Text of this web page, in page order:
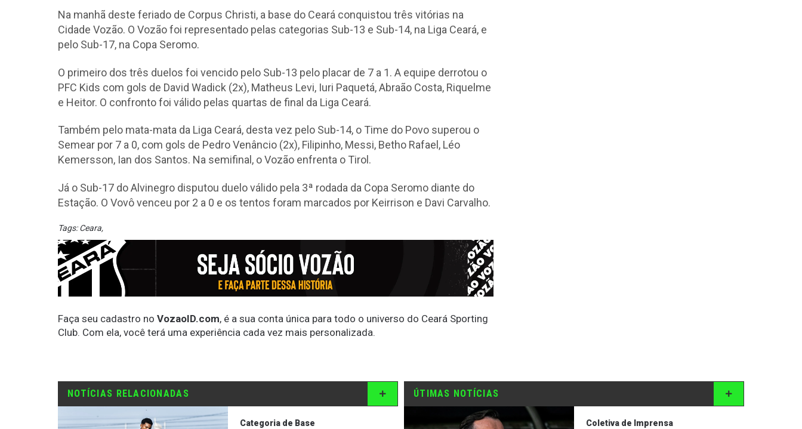
Na manhã deste feriado de Corpus Christi, a base do Ceará conquistou três vitórias na
Cidade Vozão. O Vozão foi representado pelas categorias Sub-13 e Sub-14, na Liga Ceará, e
pelo Sub-17, na Copa Seromo.
O primeiro dos três duelos foi vencido pelo Sub-13 pelo placar de 7 a 1. A equipe derrotou o
PFC Kids com gols de David Wadick (2x), Matheus Levi, Iuri Paquetá, Abraão Costa, Riquelme
e Heitor. O confronto foi válido pelas quartas de final da Liga Ceará.
Também pelo mata-mata da Liga Ceará, desta vez pelo Sub-14, o Time do Povo superou o
Semear por 7 a 0, com gols de Pedro Venâncio (2x), Filipinho, Messi, Betho Rafael, Léo
Kemersson, Ian dos Santos. Na semifinal, o Vozão enfrenta o Tirol.
Já o Sub-17 do Alvinegro disputou duelo válido pela 3ª rodada da Copa Seromo diante do
Estação. O Vovô venceu por 2 a 0 e os tentos foram marcados por Keirrison e Davi Carvalho.
Tags:Ceara,
Faça seu cadastro no VozaoID.com, é a sua conta única para todo o universo do Ceará Sporting
Club. Com ela, você terá uma experiência cada vez mais personalizada.
NOTÍCIAS RELACIONADAS
Categoria de Base
ÚTIMAS NOTÍCIAS
Coletiva de Imprensa